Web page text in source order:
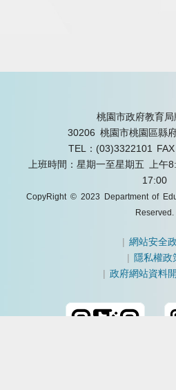
桃園市政府教育
30206 桃園市桃園區縣
TEL：(03)3322101
上班時間：星期一至星期五 上午
17:00
CopyRight © 2023 Department of
Reserved.
|網站安全
| 隱私權政
|政府網站資料